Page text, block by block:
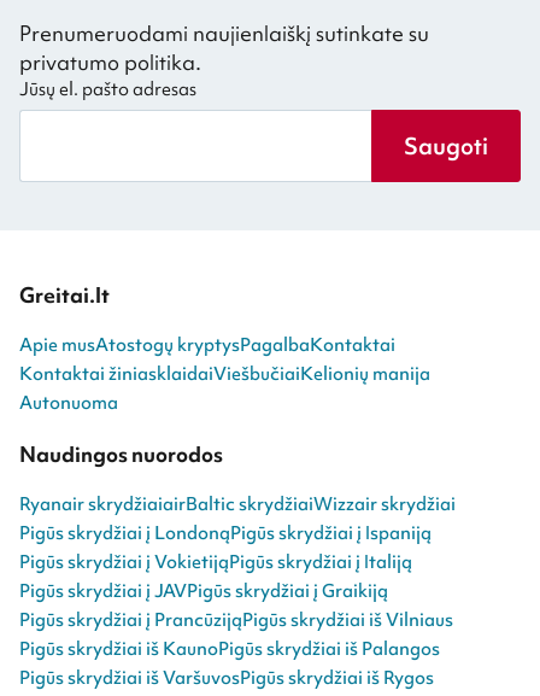
Prenumeruodami naujienlaiškį sutinkate su
privatumo politika.
Jūsų el. pašto adresas
Saugoti
Greitai.lt
Apie musAtostogų kryptysPagalbaKontaktai
Kontaktai žiniasklaidaiViešbučiaiKelionių manija
Autonuoma
Naudingos nuorodos
Ryanair skrydžiaiairBaltic skrydžiaiWizzair skrydžiai
Pigūs skrydžiai į LondonąPigūs skrydžiai į Ispaniją
Pigūs skrydžiai į VokietijąPigūs skrydžiai į Italiją
Pigūs skrydžiai į JAVPigūs skrydžiai į Graikiją
Pigūs skrydžiai į PrancūzijąPigūs skrydžiai iš Vilniaus
Pigūs skrydžiai iš KaunoPigūs skrydžiai iš Palangos
Pigūs skrydžiai iš VaršuvosPigūs skrydžiai iš Rygos